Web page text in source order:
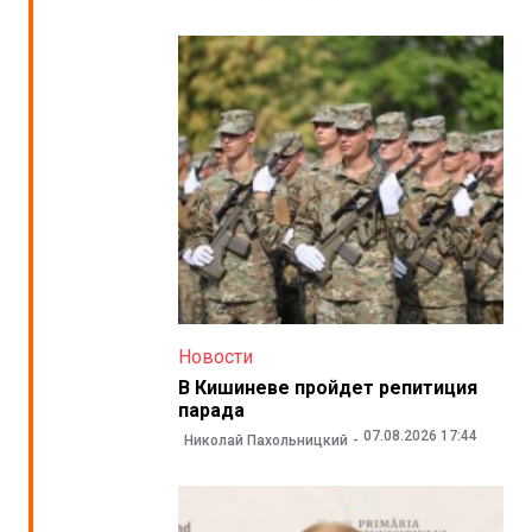
Новости
В Кишиневе пройдет репитиция
парада
Николай Пахольницкий 07.08.2026 17:44